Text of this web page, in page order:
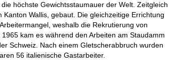
höchste Gewichtsstaumauer der Welt. Zeitgleich
Wallis, gebaut. Die gleichzeitige Errichtung
weshalb die Rekrutierung von
kam es während den Arbeiten am Staudamm
Schweiz. Nach einem Gletscherabbruch wurden
56 italienische Gastarbeiter.